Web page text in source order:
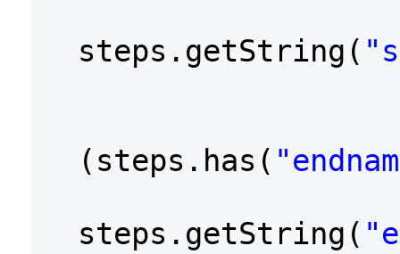
steps.getString(
(steps.has(
steps.getString(